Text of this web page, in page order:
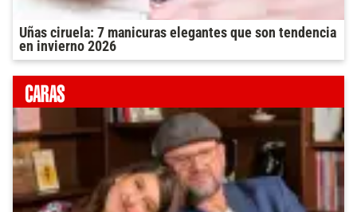
Uñas ciruela: 7 manicuras elegantes que son tendencia
en invierno 2026